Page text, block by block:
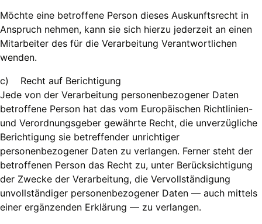
Möchte eine betroffene Person dieses Auskunftsrecht in
Anspruch nehmen, kann sie sich hierzu jederzeit an einen
Mitarbeiter des für die Verarbeitung Verantwortlichen
wenden.
c) Recht auf Berichtigung
Jede von der Verarbeitung personenbezogener Daten
betroffene Person hat das vom Europäischen Richtlinien-
und Verordnungsgeber gewährte Recht, die unverzügliche
Berichtigung sie betreffender unrichtiger
personenbezogener Daten zu verlangen. Ferner steht der
betroffenen Person das Recht zu, unter Berücksichtigung
der Zwecke der Verarbeitung, die Vervollständigung
unvollständiger personenbezogener Daten — auch mittels
einer ergänzenden Erklärung — zu verlangen.